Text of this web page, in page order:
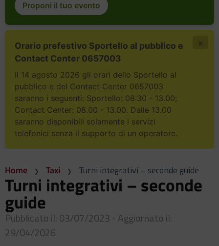
Proponi il tuo evento
Orario prefestivo Sportello al pubblico e
Contact Center 0657003
Il 14 agosto 2026 gli orari dello Sportello al
pubblico e del Contact Center 0657003
saranno i seguenti: Sportello: 08:30 - 13.00;
Contact Center: 08.00 - 13.00. Dalle 13.00
saranno disponibili solamente i servizi
telefonici senza il supporto di un operatore.
×
Home Taxi Turni integrativi – seconde guide
Turni integrativi – seconde
guide
Pubblicato il: 03/07/2023 - Aggiornato il:
29/04/2026